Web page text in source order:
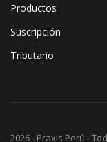
Productos
Suscripción
Tributario
2026 - Praxis Perú -